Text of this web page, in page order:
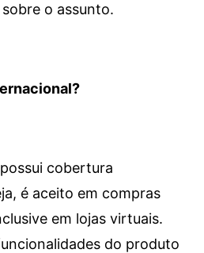
o assunto.
cobertura
é aceito em compras
em lojas virtuais.
do produto